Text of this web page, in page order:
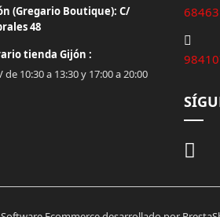
(Gregario Boutique): C/
48
tienda Gijón :
de 10:30 a 13:30 y 17:00 a 20:00